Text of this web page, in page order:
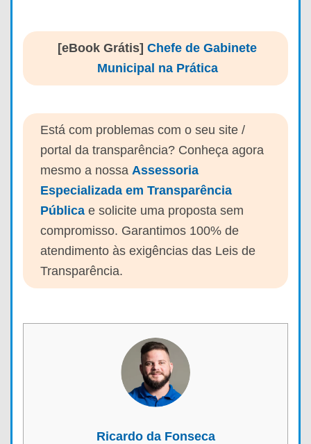
[eBook Grátis] Chefe de Gabinete
Municipal na Prática
Está com problemas com o seu site /
portal da transparência? Conheça agora
mesmo a nossa Assessoria
Especializada em Transparência
Pública e solicite uma proposta sem
compromisso. Garantimos 100% de
atendimento às exigências das Leis de
Transparência.
Ricardo da Fonseca